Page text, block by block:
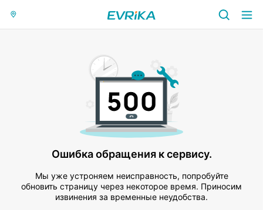
Ошибка обращения к сервису.
Мы уже устроняем неисправность, попробуйте
обновить страницу через некоторое время. Приносим
извинения за временные неудобства.